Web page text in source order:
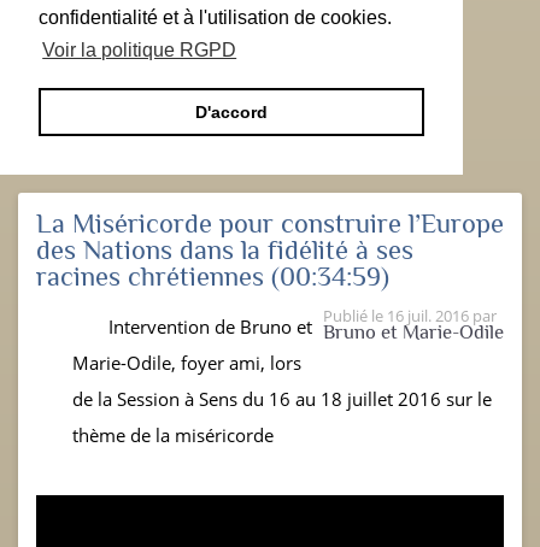
confidentialité et à l'utilisation de cookies.
Voir la politique RGPD
D'accord
La Miséricorde pour construire l’Europe
des Nations dans la fidélité à ses
racines chrétiennes (00:34:59)
Publié le 16 juil. 2016 par
Bruno et Marie-Odile
Intervention de Bruno et
Marie-Odile, foyer ami, lors
de la Session à Sens du 16 au 18 juillet 2016 sur le
thème de la miséricorde